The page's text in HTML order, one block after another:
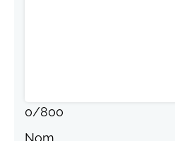
0/800
Nom